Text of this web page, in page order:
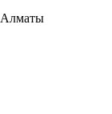
Алматы